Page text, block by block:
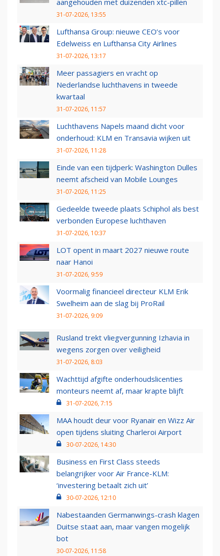
aangehouden met duizenden xtc-pillen
31-07-2026, 13:55
Lufthansa Group: nieuwe CEO’s voor
Edelweiss en Lufthansa City Airlines
31-07-2026, 13:17
Meer passagiers en vracht op
Nederlandse luchthavens in tweede
kwartaal
31-07-2026, 11:57
Luchthavens Napels maand dicht voor
onderhoud: KLM en Transavia wijken uit
31-07-2026, 11:28
Einde van een tijdperk: Washington Dulles
neemt afscheid van Mobile Lounges
31-07-2026, 11:25
Gedeelde tweede plaats Schiphol als best
verbonden Europese luchthaven
31-07-2026, 10:37
LOT opent in maart 2027 nieuwe route
naar Hanoi
31-07-2026, 9:59
Voormalig financieel directeur KLM Erik
Swelheim aan de slag bij ProRail
31-07-2026, 9:09
Rusland trekt vliegvergunning Izhavia in
wegens zorgen over veiligheid
31-07-2026, 8:03
Wachttijd afgifte onderhoudslicenties
monteurs neemt af, maar krapte blijft
31-07-2026, 7:15
MAA houdt deur voor Ryanair en Wizz Air
open tijdens sluiting Charleroi Airport
30-07-2026, 14:30
Business en First Class steeds
belangrijker voor Air France-KLM:
‘investering betaalt zich uit’
30-07-2026, 12:10
Nabestaanden Germanwings-crash klagen
Duitse staat aan, maar vangen mogelijk
bot
30-07-2026, 11:58